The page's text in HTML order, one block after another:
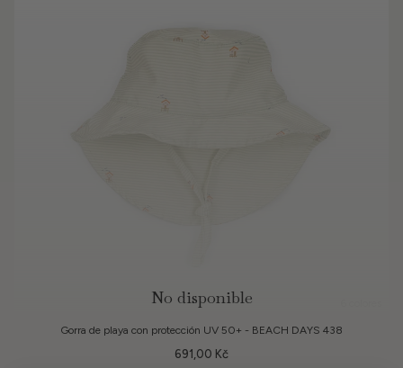
No disponible
Gorra de playa con protección UV 50+ - BEACH DAYS 438
691,00 Kč